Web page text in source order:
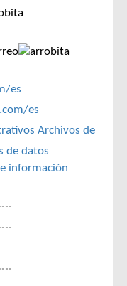
es
es
Archivos de
de datos
información